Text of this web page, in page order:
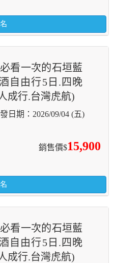
看一次的石垣藍
自由行5日.四晚
成行.台灣虎航)
2026/09/04 (五)
銷售價$15,900
看一次的石垣藍
自由行5日.四晚
成行.台灣虎航)